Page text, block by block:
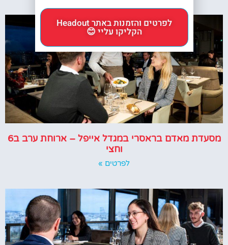
מסעדת מאדם בראסרי במגדל אייפל – ארוחת ערב ב6
וחצי
לפרטים »
לפרטים והזמנות באתר Headout
הקליקו עליי 😊